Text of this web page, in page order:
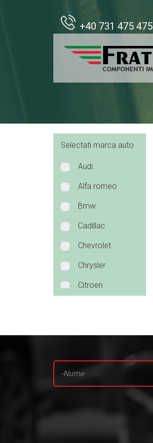
+40 731 475 475
Selectati marca auto
Audi
Alfa romeo
Bmw
Cadillac
Chevrolet
Chrysler
Citroen
Dodge
Fiat